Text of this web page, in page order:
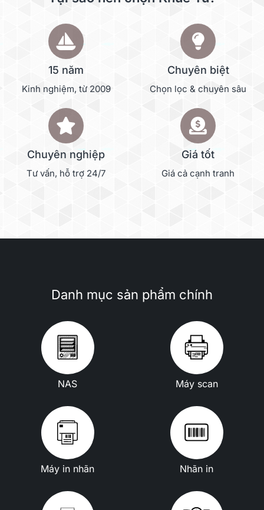
15 năm
Kinh nghiệm, từ 2009
Chuyên biệt
Chọn lọc & chuyên sâu
Chuyên nghiệp
Tư vấn, hỗ trợ 24/7
Giá tốt
Giá cả cạnh tranh
Danh mục sản phẩm chính
NAS Máy scan
Máy in nhãn Nhãn in